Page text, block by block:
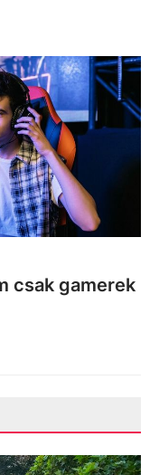
csak gamerek